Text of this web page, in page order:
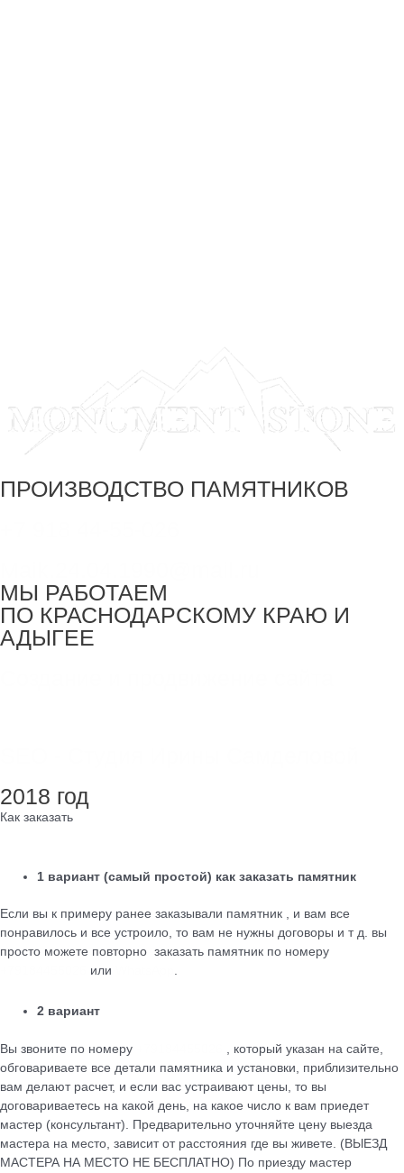
ПРОИЗВОДСТВО ПАМЯТНИКОВ
МЫ РАБОТАЕМ
ПО КРАСНОДАРСКОМУ КРАЮ И
АДЫГЕЕ
2018 год
Как заказать
1 вариант (самый простой) как заказать памятник
Если вы к примеру ранее заказывали памятник , и вам все
понравилось и все устроило, то вам не нужны договоры и т д. вы
просто можете повторно заказать памятник по номеру
или .
2 вариант
Вы звоните по номеру
, который указан на сайте,
обговариваете все детали памятника и установки, приблизительно
вам делают расчет, и если вас устраивают цены, то вы
договариваетесь на какой день, на какое число к вам приедет
мастер (консультант). Предварительно уточняйте цену выезда
мастера на место, зависит от расстояния где вы живете. (ВЫЕЗД
МАСТЕРА НА МЕСТО НЕ БЕСПЛАТНО) По приезду мастер